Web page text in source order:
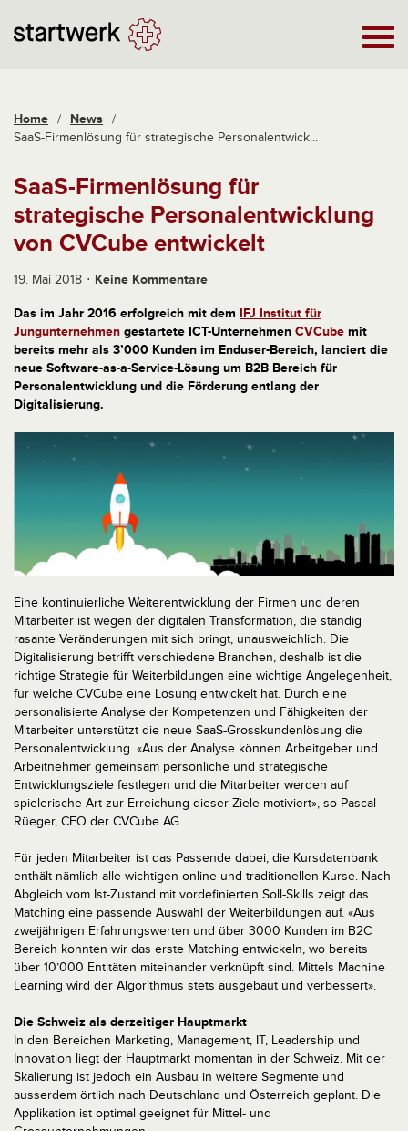
Home / News /
SaaS-Firmenlösung für strategische Personalentwick...
SaaS-Firmenlösung für
strategische Personalentwicklung
von CVCube entwickelt
19. Mai 2018 Keine Kommentare
Das im Jahr 2016 erfolgreich mit dem IFJ Institut für
Jungunternehmen gestartete ICT-Unternehmen CVCube mit
bereits mehr als 3’000 Kunden im Enduser-Bereich, lanciert die
neue Software-as-a-Service-Lösung um B2B Bereich für
Personalentwicklung und die Förderung entlang der
Digitalisierung.
Eine kontinuierliche Weiterentwicklung der Firmen und deren
Mitarbeiter ist wegen der digitalen Transformation, die ständig
rasante Veränderungen mit sich bringt, unausweichlich. Die
Digitalisierung betrifft verschiedene Branchen, deshalb ist die
richtige Strategie für Weiterbildungen eine wichtige Angelegenheit,
für welche CVCube eine Lösung entwickelt hat. Durch eine
personalisierte Analyse der Kompetenzen und Fähigkeiten der
Mitarbeiter unterstützt die neue SaaS-Grosskundenlösung die
Personalentwicklung. «Aus der Analyse können Arbeitgeber und
Arbeitnehmer gemeinsam persönliche und strategische
Entwicklungsziele festlegen und die Mitarbeiter werden auf
spielerische Art zur Erreichung dieser Ziele motiviert», so Pascal
Rüeger, CEO der CVCube AG.
Für jeden Mitarbeiter ist das Passende dabei, die Kursdatenbank
enthält nämlich alle wichtigen online und traditionellen Kurse. Nach
Abgleich vom Ist-Zustand mit vordefinierten Soll-Skills zeigt das
Matching eine passende Auswahl der Weiterbildungen auf. «Aus
zweijährigen Erfahrungswerten und über 3000 Kunden im B2C
Bereich konnten wir das erste Matching entwickeln, wo bereits
über 10’000 Entitäten miteinander verknüpft sind. Mittels Machine
Learning wird der Algorithmus stets ausgebaut und verbessert».
Die Schweiz als derzeitiger Hauptmarkt
In den Bereichen Marketing, Management, IT, Leadership und
Innovation liegt der Hauptmarkt momentan in der Schweiz. Mit der
Skalierung ist jedoch ein Ausbau in weitere Segmente und
ausserdem örtlich nach Deutschland und Österreich geplant. Die
Applikation ist optimal geeignet für Mittel- und